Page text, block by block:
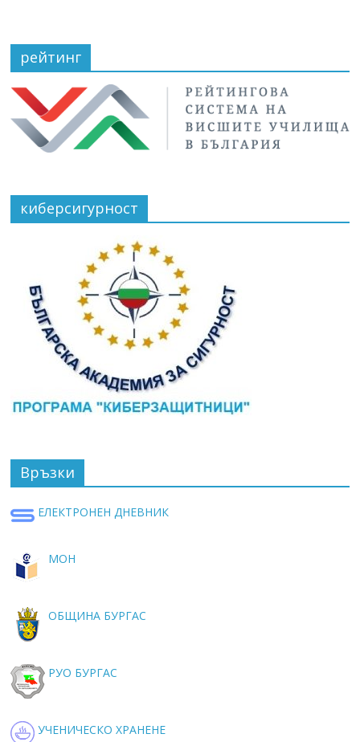
рейтинг
киберсигурност
Връзки
ЕЛЕКТРОНЕН ДНЕВНИК
МОН
ОБЩИНА БУРГАС
РУО БУРГАС
УЧЕНИЧЕСКО ХРАНЕНЕ